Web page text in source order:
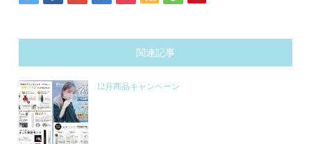
関連記事
12月商品キャンペーン